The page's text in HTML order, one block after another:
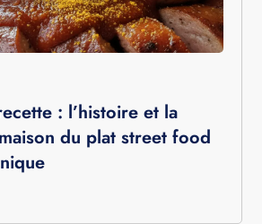
: l’histoire et la
du plat street food